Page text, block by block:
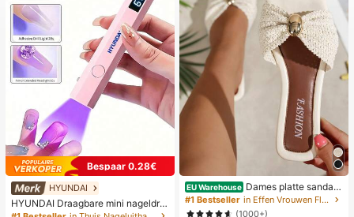
Bespaar 0.28€
HYUNDAI
HYUNDAI Draagbare mini nageldro
ger, oplaadbare handlamp UV/LED
EU Warehouse Dames platte sandale
n met strik en metalen decoratie, ge
weven van stro, comfortabele mini
#1 Bestseller
in Effen Vrouwen Flat Sandalen
(1000+)